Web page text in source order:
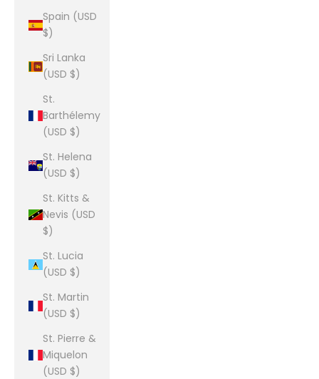
Spain (USD
$)
Sri Lanka
(USD $)
St.
Barthélemy
(USD $)
St. Helena
(USD $)
St. Kitts &
Nevis (USD
$)
St. Lucia
(USD $)
St. Martin
(USD $)
St. Pierre &
Miquelon
(USD $)